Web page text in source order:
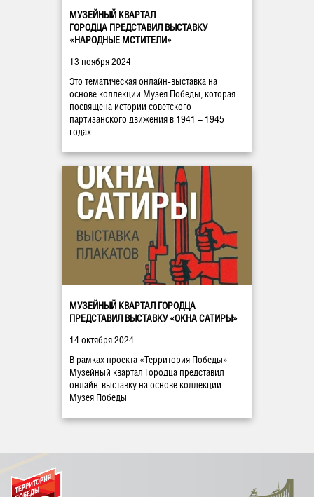
МУЗЕЙНЫЙ КВАРТАЛ
ГОРОДЦА ПРЕДСТАВИЛ ВЫСТАВКУ
«НАРОДНЫЕ МСТИТЕЛИ»
13 ноября 2024
Это тематическая онлайн-выставка на
основе коллекции Музея Победы, которая
посвящена истории советского
партизанского движения в 1941 – 1945
годах.
МУЗЕЙНЫЙ КВАРТАЛ ГОРОДЦА
ПРЕДСТАВИЛ ВЫСТАВКУ «ОКНА САТИРЫ»
14 октября 2024
В рамках проекта «Территория Победы»
Музейный квартал Городца представил
онлайн-выставку на основе коллекции
Музея Победы